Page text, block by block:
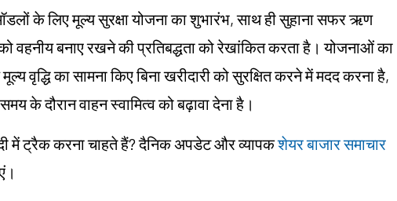
के लिए मूल्य सुरक्षा योजना का शुभारंभ, साथ ही सुहाना सफर ऋण
वहनीय बनाए रखने की प्रतिबद्धता को रेखांकित करता है। योजनाओं का
वृद्धि का सामना किए बिना खरीदारी को सुरक्षित करने में मदद करना है,
के दौरान वाहन स्वामित्व को बढ़ावा देना है।
में ट्रैक करना चाहते हैं? दैनिक अपडेट और व्यापकशेयर बाजार समाचार